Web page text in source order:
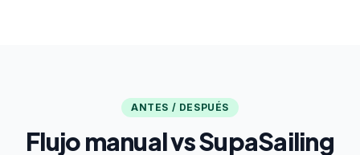
ANTES / DESPUÉS
Flujo manual vs SupaSailing